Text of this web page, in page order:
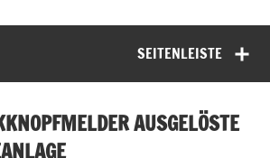
SEITENLEISTE
AUSGELÖSTE